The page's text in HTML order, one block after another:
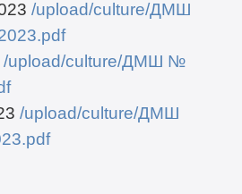
/upload/culture/ДМШ
/upload/culture/ДМШ №
/upload/culture/ДМШ